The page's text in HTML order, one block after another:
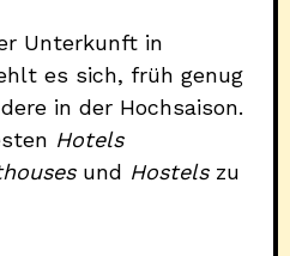
Unterkunft in
es sich, früh genug
in der Hochsaison.
Hotels
und Hostelszu